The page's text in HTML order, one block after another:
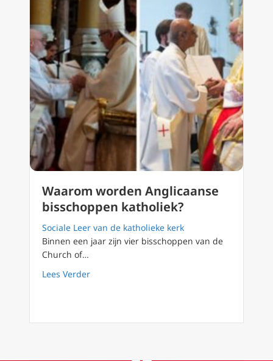
Waarom worden Anglicaanse
bisschoppen katholiek?
Sociale Leer van de katholieke kerk
Binnen een jaar zijn vier bisschoppen van de
Church of…
Lees Verderabout Waarom worden Anglicaanse